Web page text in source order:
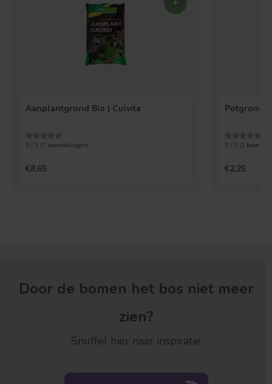
Aanplantgrond Bio | Culvita
5 / 5 (7 beoordelingen)
€8,65
Potgrond
5 / 5 (1
€2,25
Door de bomen het bos niet meer
zien?
Snuffel hier naar inspiratie